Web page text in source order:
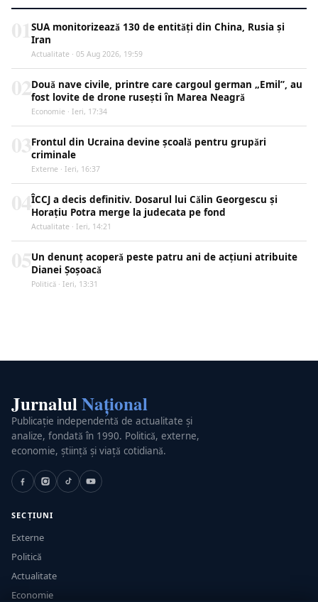
SUA monitorizează 130 de entități din China, Rusia și
Iran
Actualitate · 05 Aug 2026, 19:59
Două nave civile, printre care cargoul german „Emil”, au
fost lovite de drone rusești în Marea Neagră
Economie · Ieri, 17:34
Frontul din Ucraina devine școală pentru grupări
criminale
Externe · Ieri, 16:37
ÎCCJ a decis definitiv. Dosarul lui Călin Georgescu și
Horațiu Potra merge la judecata pe fond
Actualitate · Ieri, 14:21
Un denunț acoperă peste patru ani de acțiuni atribuite
Dianei Șoșoacă
Politică · Ieri, 13:31
JurnalulNațional
Publicație independentă de actualitate și
analize, fondată în 1990. Politică, externe,
economie, știință și viață cotidiană.
SECȚIUNI
Externe
Politică
Actualitate
Economie